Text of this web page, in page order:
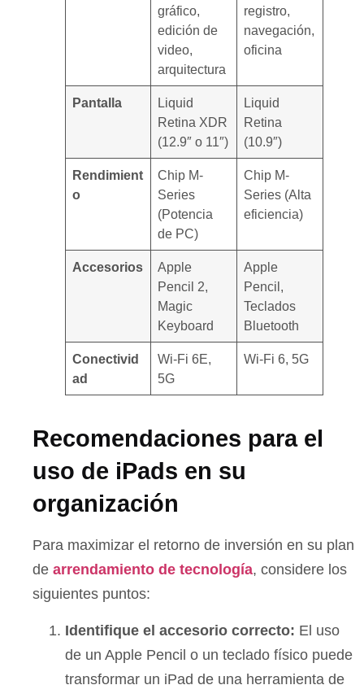
gráfico,
edición de
video,
arquitectura
registro,
navegación,
oficina
Pantalla
Liquid
Retina XDR
(12.9″ o 11″)
Liquid
Retina
(10.9″)
Rendimient
o
Chip M-
Series
(Potencia
de PC)
Chip M-
Series (Alta
eficiencia)
Accesorios
Apple
Pencil 2,
Magic
Keyboard
Apple
Pencil,
Teclados
Bluetooth
Conectivid
ad
Wi-Fi 6E,
5G
Wi-Fi 6, 5G
Recomendaciones para el
uso de iPads en su
organización
Para maximizar el retorno de inversión en su plan
de arrendamiento de tecnología, considere los
siguientes puntos:
Identifique el accesorio correcto: El uso
de un Apple Pencil o un teclado físico puede
transformar un iPad de una herramienta de